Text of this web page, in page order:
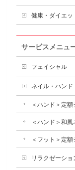
健康・ダイエッ
サービスメニュ
フェイシャル
ネイル・ハンド
＜ハンド＞定
＜ハンド＞和風
＜フット＞定
リラクゼーショ